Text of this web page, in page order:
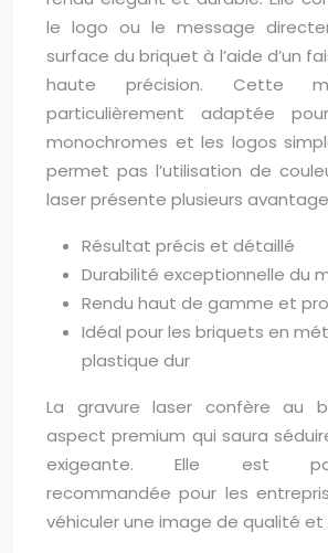
le logo ou le message
surface du briquet à l’aide d’un
haute précision. Cette
particulièrement adaptée
monochromes et les logos
permet pas l’utilisation de
laser présente plusieurs
Résultat précis et détaillé
Durabilité exceptionnelle du
Rendu haut de gamme et
Idéal pour les briquets en
plastique dur
La gravure laser confère au
aspect premium qui saura
exigeante. Elle est
recommandée pour les
véhiculer une image de qualité